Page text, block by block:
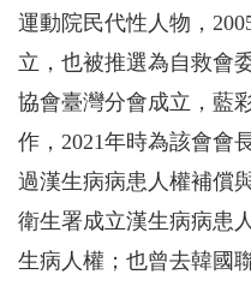
運動院民代性人物，
立，也被推選為自救會
協會臺灣分會成立，藍
作，2021年時為該會會
過漢生病病患人權補償
衛生署成立漢生病病患
生病人權；也曾去韓國